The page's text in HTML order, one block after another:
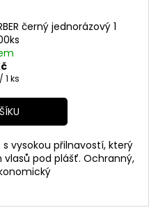
černý jednorázový 1
1 ks
vysokou přilnavostí, který
pod plášť. Ochranný,